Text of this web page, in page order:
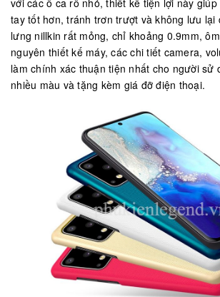
với các ô ca rô nhỏ, thiết kế tiện lợi này
tay tốt hơn, tránh trơn trượt và không lưu lại
lưng nillkin rất mỏng, chỉ khoảng 0.9mm,
nguyên thiết kế máy, các chi tiết camera,
làm chính xác thuận tiện nhất cho người sử
nhiều màu và tặng kèm giá đỡ điện thoại.